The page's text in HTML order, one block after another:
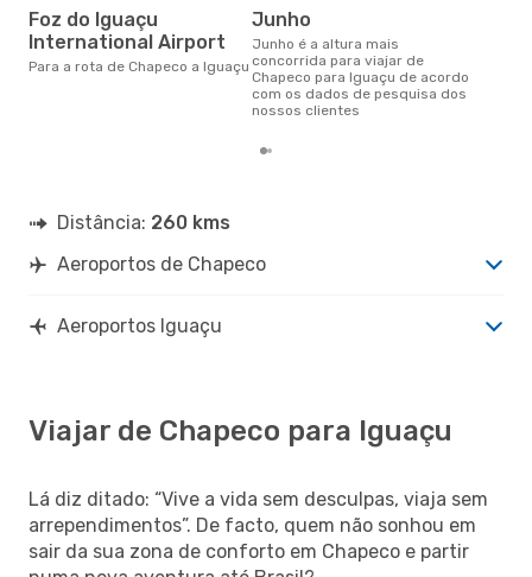
Foz do Iguaçu
International Airport
Para a rota de Chapeco a Iguaçu
junho
junho é a altura mais
concorrida para viajar de
Chapeco para Iguaçu de acordo
com os dados de pesquisa dos
nossos clientes
Distância: 260 kms
Aeroportos de Chapeco
Aeroportos Iguaçu
Viajar de Chapeco para Iguaçu
Lá diz ditado: “Vive a vida sem desculpas, viaja sem
arrependimentos”. De facto, quem não sonhou em
sair da sua zona de conforto em Chapeco e partir